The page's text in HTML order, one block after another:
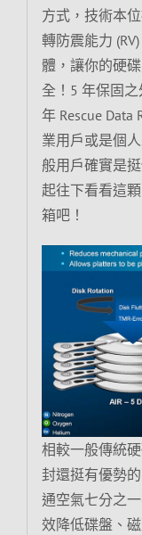
方式，技術本
轉防震能力
體，讓你的硬
全！5 年保固
年 Rescue Data
業用戶或是個
般用戶確實是
起往下看看這
箱吧！
相較一般傳統
封還挺有優勢
通空氣七分之
效降低碟盤、